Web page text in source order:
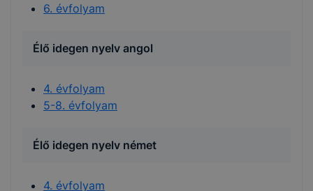
6. évfolyam
Élő idegen nyelv angol
4. évfolyam
5-8. évfolyam
Élő idegen nyelv német
4. évfolyam